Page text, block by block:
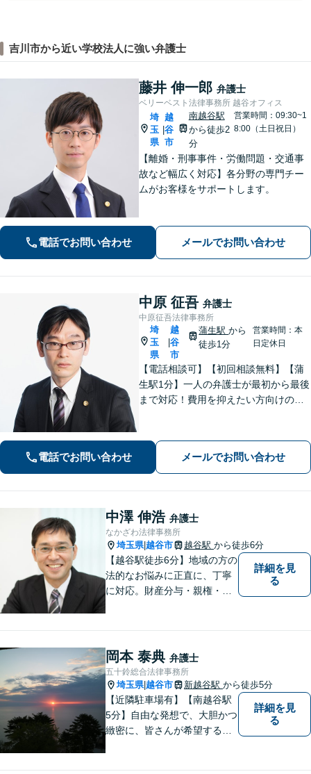
吉川市から近い学校法人に強い弁護士
藤井 伸一郎 弁護士
ベリーベスト法律事務所 越谷オフィス
埼
玉
県
|
越
谷
市
南越谷駅
から徒歩2
分
営業時間：09:30~1
8:00（土日祝日）
【離婚・刑事事件・労働問題・交通事
故など幅広く対応】各分野の専門チー
ムがお客様をサポートします。
電話でお問い合わせ メールでお問い合わせ
中原 征吾 弁護士
中原征吾法律事務所
埼
玉
県
越
谷
市
蒲生駅から
徒歩1分
営業時間：本
日定休日
【電話相談可】【初回相談無料】【蒲
生駅1分】一人の弁護士が最初から最後
まで対応！費用を抑えたい方向けのバ
【地域密着型の事務所】【休日・夜間
面談可能】
電話でお問い合わせ メールでお問い合わせ
中澤 伸浩 弁護士
なかざわ法律事務所
埼玉県|越谷市 越谷駅 から徒歩6分
【越谷駅徒歩6分】地域の方の
法的なお悩みに正直に、丁寧
に対応。財産分与・親権・養
近なお困りごとはお気軽にご
相談ください。
詳細を見
る
岡本 泰典 弁護士
五十鈴総合法律事務所
埼玉県|越谷市 新越谷駅 から徒歩5分
【近隣駐車場有】【南越谷駅
5分】自由な発想で、大胆かつ
緻密に、皆さんが希望する結
詳細を見
る